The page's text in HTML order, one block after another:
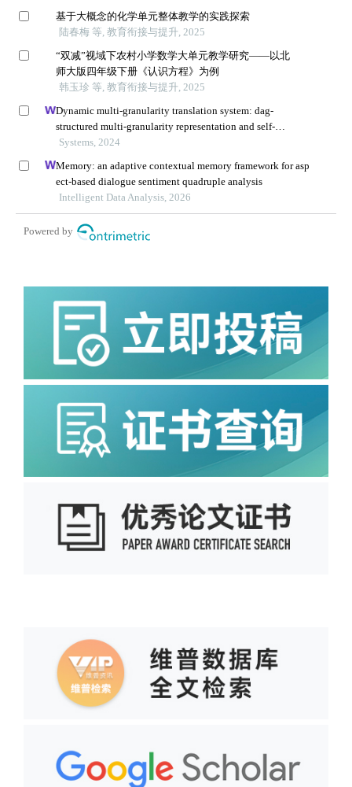
基于大概念的化学单元整体教学的实践探索
陆春梅 等, 教育衔接与提升, 2025
“双减”视域下农村小学数学大单元教学研究——以北
师大版四年级下册《认识方程》为例
韩玉珍 等, 教育衔接与提升, 2025
Dynamic multi-granularity translation system: dag-
structured multi-granularity representation and self-
attention
Systems, 2024
Memory: an adaptive contextual memory framework for asp
ect-based dialogue sentiment quadruple analysis
Intelligent Data Analysis, 2026
Powered by